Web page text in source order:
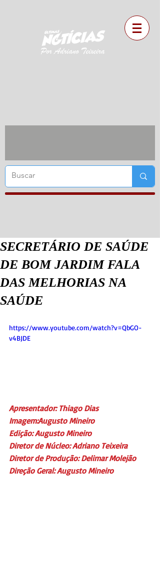
SECRETÁRIO DE SAÚDE
DE BOM JARDIM FALA
DAS MELHORIAS NA
SAÚDE
https://www.youtube.com/watch?v=QbGO-
v4BJDE
Apresentador: Thiago Dias
Imagem:Augusto Mineiro
Edição: Augusto Mineiro
Diretor de Núcleo: Adriano Teixeira
Diretor de Produção: Delimar Molejão
Direção Geral: Augusto Mineiro